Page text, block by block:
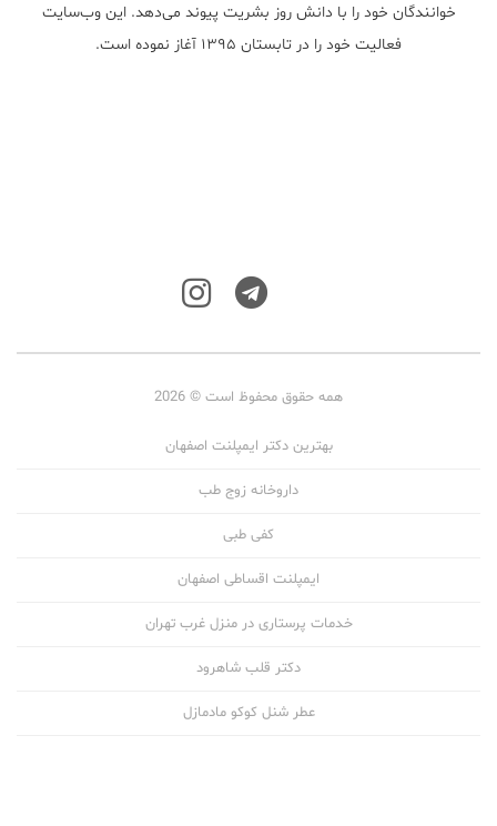
خوانندگان خود را با دانش روز بشریت پیوند می‌دهد. این وب‌سایت
فعالیت خود را در تابستان ۱۳۹۵ آغاز نموده است.
همه حقوق محفوظ است © 2026
بهترین دکتر ایمپلنت اصفهان
داروخانه زوج طب
کفی طبی
ایمپلنت اقساطی اصفهان
خدمات پرستاری در منزل غرب تهران
دکتر قلب شاهرود
عطر شنل کوکو مادمازل